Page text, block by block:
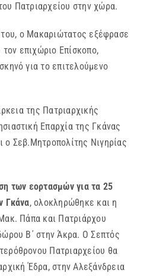
Πατριαρχείου στην χώρα.
ο Μακαριώτατος εξέφρασε
επιχώριο Επίσκοπο,
για το επιτελούμενο
της Πατριαρχικής
Επαρχία της Γκάνας
Σεβ.Μητροπολίτης Νιγηρίας
των εορτασμών για τα 25
Γκάνα, ολοκληρώθηκε και η
Πάπα και Πατριάρχου
Β΄ στην Άκρα. Ο Σεπτός
Πατριαρχείου θα
Έδρα, στην Αλεξάνδρεια